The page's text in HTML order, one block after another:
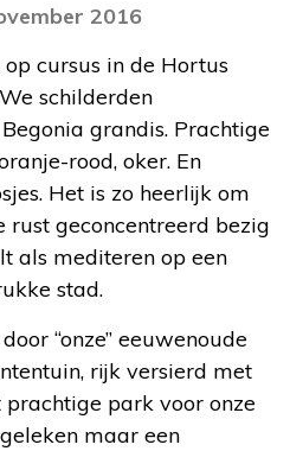
2016
cursus in de Hortus
schilderden
grandis. Prachtige
rood, oker. En
Het is zo heerlijk om
geconcentreerd bezig
als mediteren op een
stad.
“onze” eeuwenoude
rijk versierd met
prachtige park voor onze
maar een